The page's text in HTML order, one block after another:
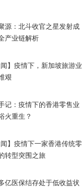
源：北斗收官之星发射成
产业链解析
闻】疫情下，新加坡旅游业
艰
记：疫情下的香港零售业
火重生？
闻】疫情下一家香港传统零
转型突围之旅
亿医保结存处于低收益状